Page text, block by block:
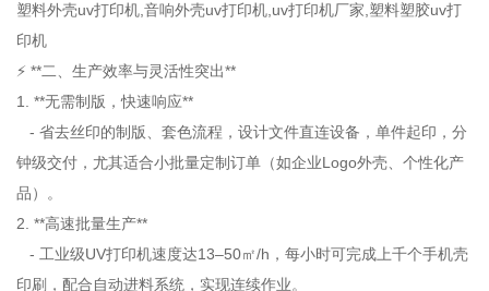
塑料外壳uv打印机,音响外壳uv打印机,uv打印机厂家,塑料塑胶uv打
印机
⚡ **二、生产效率与灵活性突出**
1. **无需制版，快速响应**
- 省去丝印的制版、套色流程，设计文件直连设备，单件起印，分
钟级交付，尤其适合小批量定制订单（如企业Logo外壳、个性化产
品）。
2. **高速批量生产**
- 工业级UV打印机速度达13–50㎡/h，每小时可完成上千个手机壳
印刷，配合自动进料系统，实现连续作业。